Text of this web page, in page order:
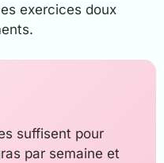
exercices doux
suffisent pour
par semaine et